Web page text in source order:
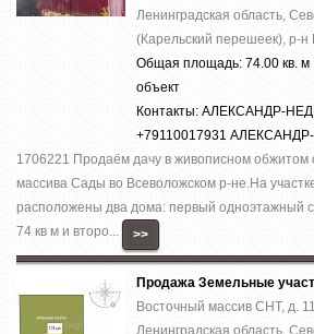
Ленинградская область,
(Карельский перешеек), р-н
Общая площадь: 74.00 кв.
объект
Контакты: АЛЕКСАНДР-
+79110017931
1706221 Продаём дачу в живописном обжитом
массива Сады во Всеволожском р-не.На
расположены два дома: первый одноэтажный
74 кв м и второ...
>>
Продажа Земельные
Восточный массив СНТ, д. 11
Ленинградская область,